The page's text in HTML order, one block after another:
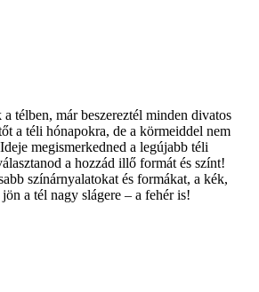
télben, már beszereztél minden divatos
a téli hónapokra, de a körmeiddel nem
megismerkedned a legújabb téli
a hozzád illő formát és színt!
színárnyalatokat és formákat, a kék,
a tél nagy slágere – a fehér is!